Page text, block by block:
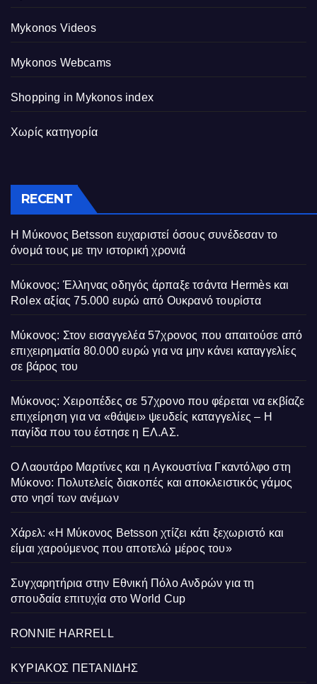
Mykonos Videos
Mykonos Webcams
Shopping in Mykonos index
Χωρίς κατηγορία
RECENT
Η Μύκονος Betsson ευχαριστεί όσους συνέδεσαν το
όνομά τους με την ιστορική χρονιά
Μύκονος: Έλληνας οδηγός άρπαξε τσάντα Hermès και
Rolex αξίας 75.000 ευρώ από Ουκρανό τουρίστα
Μύκονος: Στον εισαγγελέα 57χρονος που απαιτούσε από
επιχειρηματία 80.000 ευρώ για να μην κάνει καταγγελίες
σε βάρος του
Μύκονος: Χειροπέδες σε 57χρονο που φέρεται να εκβίαζε
επιχείρηση για να «θάψει» ψευδείς καταγγελίες – Η
παγίδα που του έστησε η ΕΛ.ΑΣ.
Ο Λαουτάρο Μαρτίνες και η Αγκουστίνα Γκαντόλφο στη
Μύκονο: Πολυτελείς διακοπές και αποκλειστικός γάμος
στο νησί των ανέμων
Χάρελ: «Η Μύκονος Betsson χτίζει κάτι ξεχωριστό και
είμαι χαρούμενος που αποτελώ μέρος του»
Συγχαρητήρια στην Εθνική Πόλο Ανδρών για τη
σπουδαία επιτυχία στο World Cup
RONNIE HARRELL
ΚΥΡΙΑΚΟΣ ΠΕΤΑΝΙΔΗΣ